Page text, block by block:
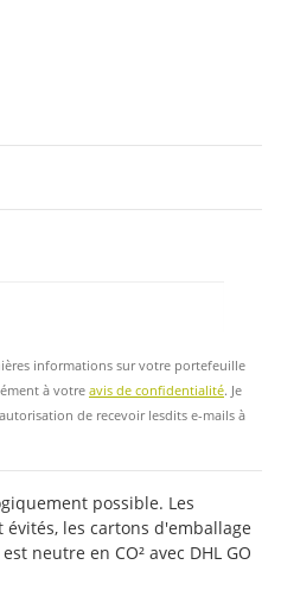
informations sur votre portefeuille
à votre avis de confidentialité. Je
de recevoir lesdits e-mails à
possible. Les
les cartons d'emballage
neutre en CO² avec DHL GO